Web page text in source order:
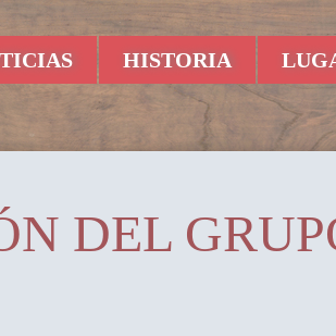
HISTORIA
DEL